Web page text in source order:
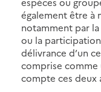
également être à
notamment par la
ou la
délivrance d’un
comprise
compte ces deux